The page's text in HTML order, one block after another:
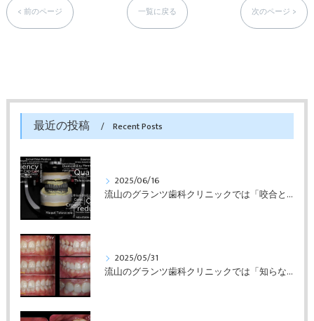
< 前のページ 一覧に戻る 次のページ >
最近の投稿 Recent Posts
2025/06/16
流山のグランツ歯科クリニックでは「咬合と審美」に特化した「補綴専門医」による診断・治療が受けられます。
2025/05/31
流山のグランツ歯科クリニックでは「知らない間に銀歯ばっかり」でもホワイトニングとセラミックスの専門治療が受けられます。